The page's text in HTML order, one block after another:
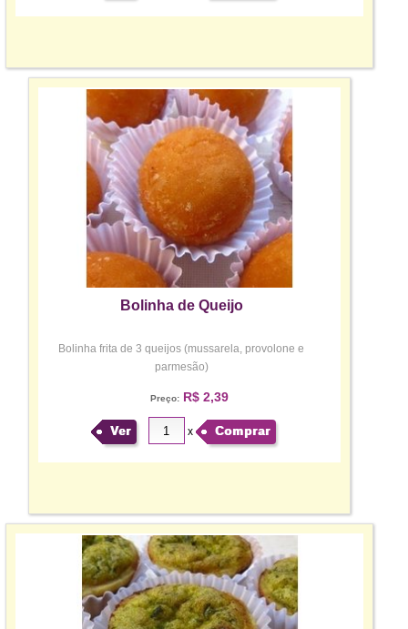
Bolinha de Queijo
Bolinha frita de 3 queijos (mussarela, provolone e
parmesão)
Preço:R$ 2,39
Ver x Comprar